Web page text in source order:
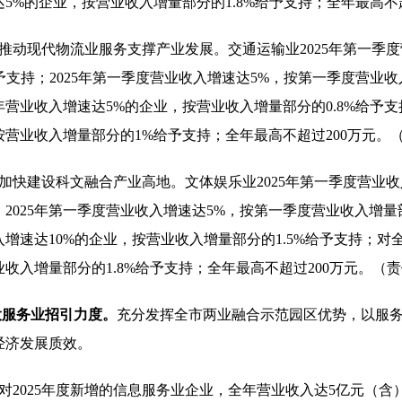
动现代物流业服务支撑产业发展。交通运输业2025年第一季
支持；2025年第一季度营业收入增速达5%，按第一季度营业
营业收入增速达5%的企业，按营业收入增量部分的0.8%给予
营业收入增量部分的1%给予支持；全年最高不超过200万元。
快建设科文融合产业高地。文体娱乐业2025年第一季度营业
2025年第一季度营业收入增速达5%，按第一季度营业收入增
增速达10%的企业，按营业收入增量部分的1.5%给予支持；对
收入增量部分的1.8%给予支持；全年最高不超过200万元。（
务业招引力度。 充分发挥全市两业融合示范园区优势，以服
发展质效。
2025年度新增的信息服务业企业，全年营业收入达5亿元（